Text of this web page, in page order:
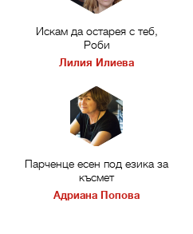
Искам да остарея с теб,
Роби
Лилия Илиева
Парченце есен под езика за
късмет
Адриана Попова